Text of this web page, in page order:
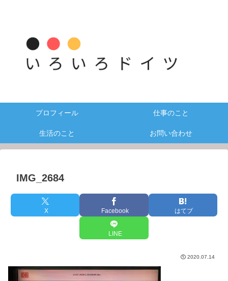
プロフィール 仕事のこと
生活のこと お問い合わせ
IMG_2684
X Facebook はてブ
LINE
2020.07.14